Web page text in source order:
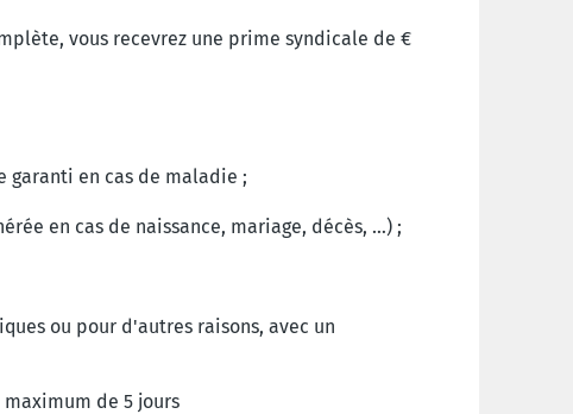
vous recevrez une prime syndicale de €
garanti en cas de maladie ;
en cas de naissance, mariage, décès, …) ;
ou pour d'autres raisons, avec un
de 5 jours